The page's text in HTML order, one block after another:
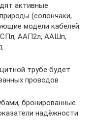
активные
(солончаки,
модели кабелей:
ААП2л, ААШп,
трубе будет
проводов
бронированные
надёжности